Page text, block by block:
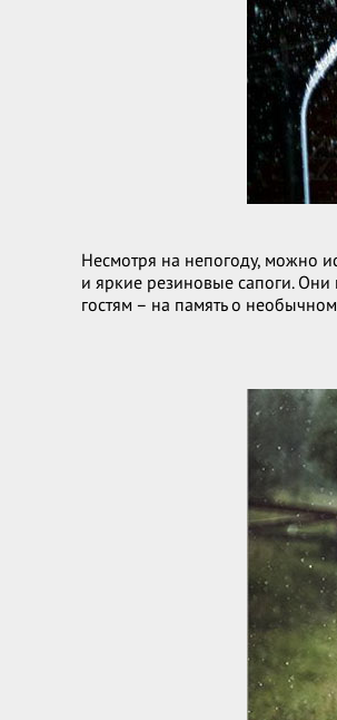
Несмотря на непогоду, можно
и яркие резиновые сапоги. Они
гостям – на память о